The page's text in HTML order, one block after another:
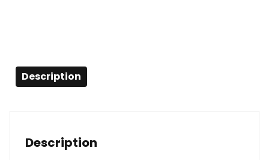
Description
Description